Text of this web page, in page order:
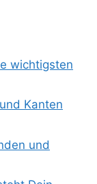
wichtigsten
Kanten
und